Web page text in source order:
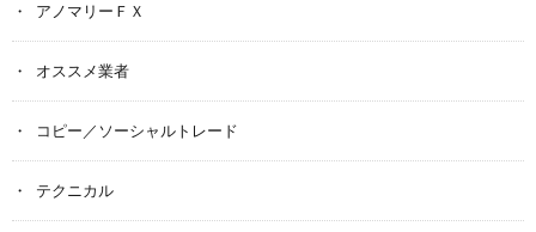
アノマリーＦＸ
オススメ業者
コピー／ソーシャルトレード
テクニカル